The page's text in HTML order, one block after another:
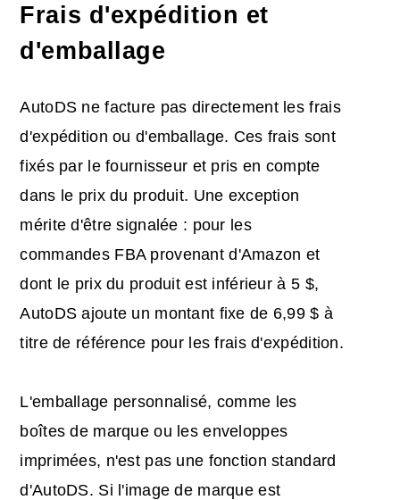
Frais d'expédition et
d'emballage
AutoDS ne facture pas directement les frais
d'expédition ou d'emballage. Ces frais sont
fixés par le fournisseur et pris en compte
dans le prix du produit. Une exception
mérite d'être signalée : pour les
commandes FBA provenant d'Amazon et
dont le prix du produit est inférieur à 5 $,
AutoDS ajoute un montant fixe de 6,99 $ à
titre de référence pour les frais d'expédition.
L'emballage personnalisé, comme les
boîtes de marque ou les enveloppes
imprimées, n'est pas une fonction standard
d'AutoDS. Si l'image de marque est